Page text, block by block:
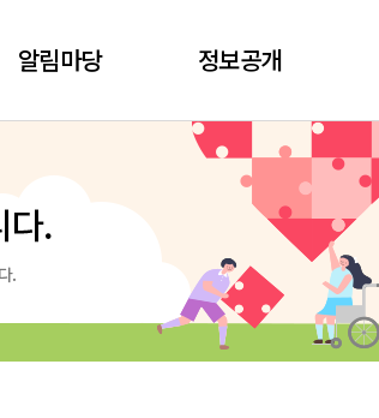
알림마당 정보공개